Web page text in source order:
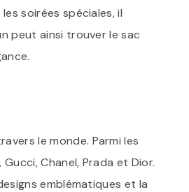
soirées spéciales, il
peut ainsi trouver le sac
le monde. Parmi les
Chanel, Prada et Dior.
emblématiques et la